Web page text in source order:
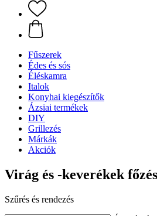
Fűszerek
Édes és sós
Éléskamra
Italok
Konyhai kiegészítők
Ázsiai termékek
DIY
Grillezés
Márkák
Akciók
Virág és -keverékek
Szűrés és rendezés